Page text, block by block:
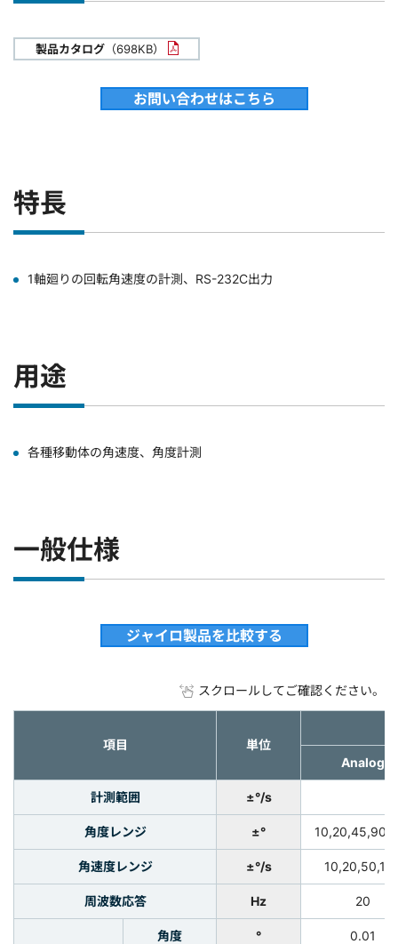
製品カタログ（698KB）
お問い合わせはこちら
特長
1軸廻りの回転角速度の計測、RS-232C出力
用途
各種移動体の角速度、角度計測
一般仕様
ジャイロ製品を比較する
スクロールしてご確認ください。
項目
単位
Analog
計測範囲 ±°/s
角度レンジ ±°
角速度レンジ ±°/s
周波数応答 Hz 20
角度 ° 0.01